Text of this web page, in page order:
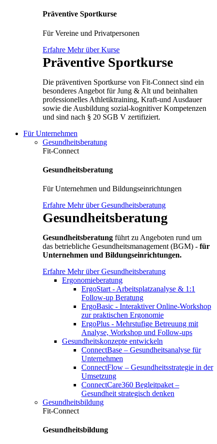
Präventive Sportkurse
Für Vereine und Privatpersonen
Erfahre Mehr über Kurse
Präventive Sportkurse
Die präventiven Sportkurse von Fit-Connect sind ein
besonderes Angebot für Jung & Alt und beinhalten
professionelles Athletiktraining, Kraft-und Ausdauer
sowie die Ausbildung sozial-kognitiver Kompetenzen
und sind nach § 20 SGB V zertifiziert.
Für Unternehmen
Gesundheitsberatung
Fit-Connect
Gesundheitsberatung
Für Unternehmen und Bildungseinrichtungen
Erfahre Mehr über Gesundheitsberatung
Gesundheitsberatung
Gesundheitsberatung führt zu Angeboten rund um
das betriebliche Gesundheitsmanagement (BGM) - für
Unternehmen und Bildungseinrichtungen.
Erfahre Mehr über Gesundheitsberatung
Ergonomieberatung
ErgoStart - Arbeitsplatzanalyse & 1:1
Follow-up Beratung
ErgoBasic - Interaktiver Online-Workshop
zur praktischen Ergonomie
ErgoPlus - Mehrstufige Betreuung mit
Analyse, Workshop und Follow-ups
Gesundheitskonzepte entwickeln
ConnectBase – Gesundheitsanalyse für
Unternehmen
ConnectFlow – Gesundheitsstrategie in der
Umsetzung
ConnectCare360 Begleitpaket –
Gesundheit strategisch denken
Gesundheitsbildung
Fit-Connect
Gesundheitsbildung